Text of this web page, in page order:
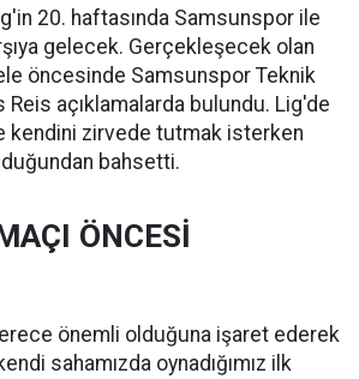
20. haftasında Samsunspor ile
gelecek. Gerçekleşecek olan
öncesinde Samsunspor Teknik
Reis açıklamalarda bulundu. Lig'de
kendini zirvede tutmak isterken
bahsetti.
ÖNCESİ
önemli olduğuna işaret ederek
sahamızda oynadığımız ilk